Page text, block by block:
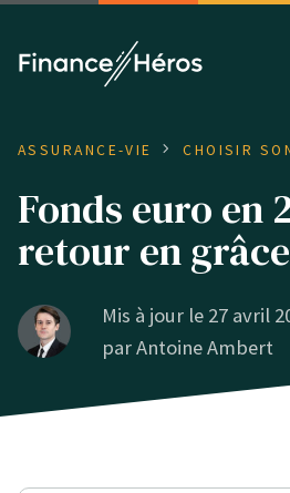
ASSURANCE-VIE CHOISIR
Fonds euro en
retour en
Mis à jour le 27 avril
parAntoine Ambert